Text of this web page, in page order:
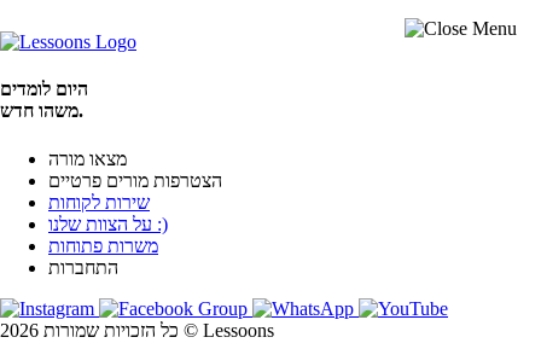
היום לומדים
משהו חדש.
מצאו מורה
הצטרפות מורים פרטיים
שירות לקוחות
על הצוות שלנו :)
משרות פתוחות
התחברות
כל הזכויות שמורות 2026 © Lessoons